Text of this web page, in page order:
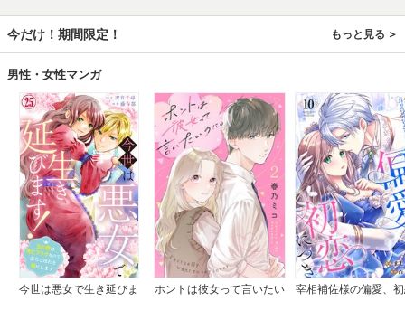
今だけ！期間限定！ もっと見る
男性・女性マンガ
今世は悪女で生き延びま
ホントは彼女って言いたい
宰相補佐様の偏愛、